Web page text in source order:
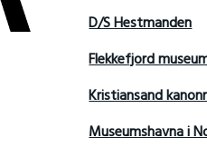
D/S Hestmanden
Flekkefjord
Kristiansand
Museumshavna i